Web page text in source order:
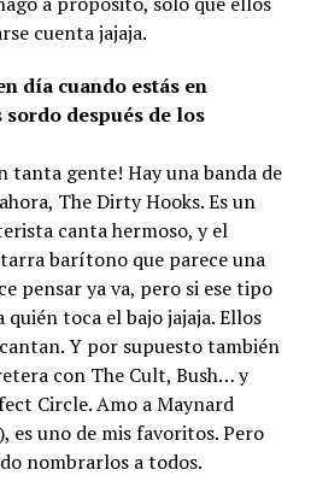
cuenta jajaja.
día cuando estás en
después de los
tanta gente! Hay una banda de
The Dirty Hooks. Es un
canta hermoso, y el
barítono que parece una
pensar ya va, pero si ese tipo
toca el bajo jajaja. Ellos
Y por supuesto también
con The Cult, Bush… y
Circle. Amo a Maynard
es uno de mis favoritos. Pero
nombrarlos a todos.